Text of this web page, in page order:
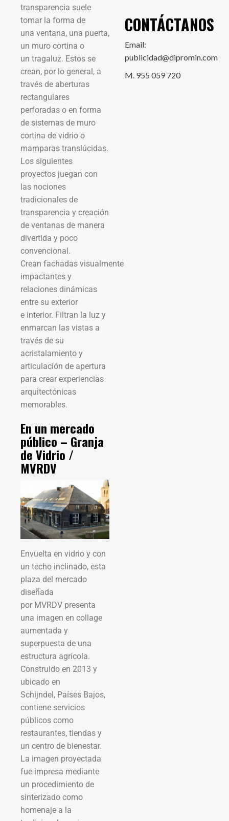
transparencia suele
tomar la forma de
una ventana, una puerta,
un muro cortina o
un tragaluz. Estos se
crean, por lo general, a
través de aberturas
rectangulares
perforadas o en forma
de sistemas de muro
cortina de vidrio o
mamparas translúcidas.
Los siguientes
proyectos juegan con
las nociones
tradicionales de
transparencia y creación
de ventanas de manera
divertida y poco
convencional.
Crean fachadas visualmente
impactantes y
relaciones dinámicas
entre su exterior
e interior. Filtran la luz y
enmarcan las vistas a
través de su
acristalamiento y
articulación de apertura
para crear experiencias
arquitectónicas
memorables.
En un mercado
público – Granja
de Vidrio /
MVRDV
Envuelta en vidrio y con
un techo inclinado, esta
plaza del mercado
diseñada
por MVRDV presenta
una imagen en collage
aumentada y
superpuesta de una
estructura agrícola.
Construido en 2013 y
ubicado en
Schijndel, Países Bajos,
contiene servicios
públicos como
restaurantes, tiendas y
un centro de bienestar.
La imagen proyectada
fue impresa mediante
un procedimiento de
sinterizado como
homenaje a la
CONTÁCTANOS
Email:
publicidad@dipromin.com
M. 955 059 720